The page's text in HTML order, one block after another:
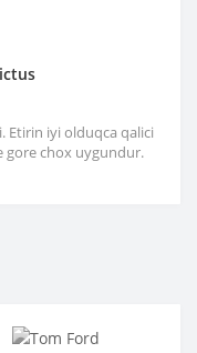
Etirin iyi olduqca qalici
gore chox uygundur.